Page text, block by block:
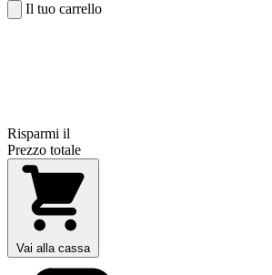
Il tuo carrello
Risparmi il
Prezzo totale
Vai alla cassa